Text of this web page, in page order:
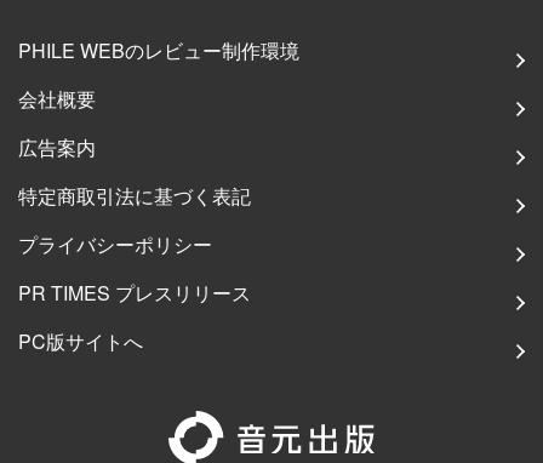
PHILE WEBのレビュー制作環境
会社概要
広告案内
特定商取引法に基づく表記
プライバシーポリシー
PR TIMES プレスリリース
PC版サイトへ